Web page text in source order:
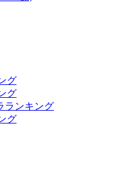
グ
グ
ランキング
グ